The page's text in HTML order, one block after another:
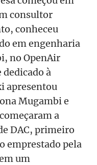
consultor
conheceu
em engenharia
no OpenAir
à
apresentou
Mugambi e
a
DAC, primeiro
emprestado pela
um